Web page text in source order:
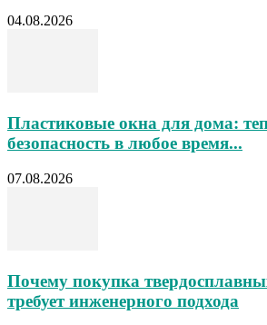
04.08.2026
Пластиковые окна для дома:
безопасность в любое время...
07.08.2026
Почему покупка
требует инженерного подхода